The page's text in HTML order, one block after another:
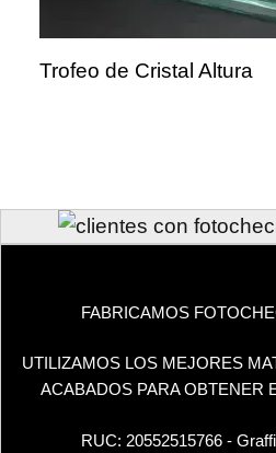
Trofeo de Cristal Altura
FABRICAMOS
UTILIZAMOS LOS MEJORES
ACABADOS PARA OBTENER
RUC: 20552515766 -